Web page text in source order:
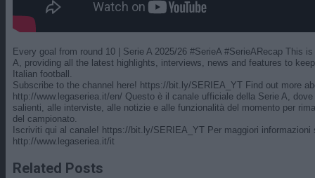
Every goal from round 10 | Serie A 2025/26 #SerieA #SerieARecap This
A, providing all the latest highlights, interviews, news and features to
Italian football.
Subscribe to the channel here! https://bit.ly/SERIEA_YT Find out more
http://www.legaseriea.it/en/ Questo è il canale ufficiale della Serie A,
salienti, alle interviste, alle notizie e alle funzionalità del momento per
del campionato.
Iscriviti qui al canale! https://bit.ly/SERIEA_YT Per maggiori informazioni
http://www.legaseriea.it/it
Related Posts